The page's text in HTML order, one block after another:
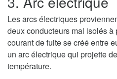
Les arcs électriques
deux conducteurs mal isolés à
courant de fuite se créé entre
un arc électrique qui projette
température.